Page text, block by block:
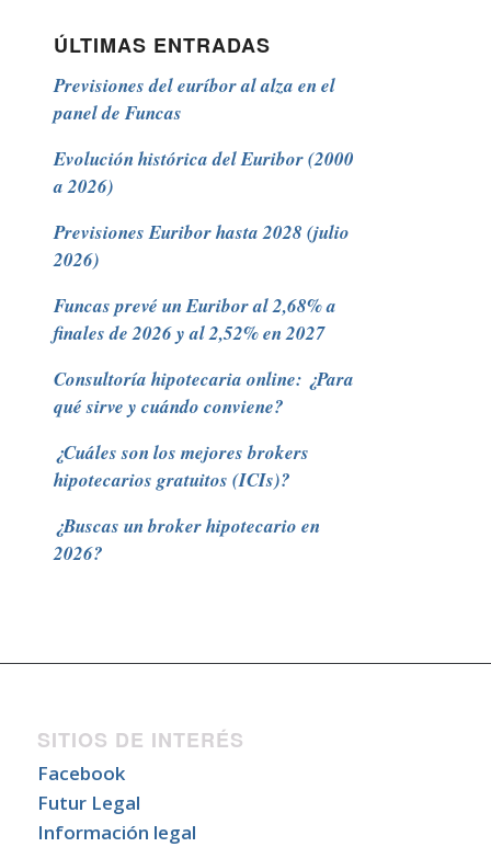
ÚLTIMAS ENTRADAS
Previsiones del euríbor al alza en el
panel de Funcas
Evolución histórica del Euribor (2000
a 2026)
Previsiones Euribor hasta 2028 (julio
2026)
Funcas prevé un Euribor al 2,68% a
finales de 2026 y al 2,52% en 2027
Consultoría hipotecaria online: ¿Para
qué sirve y cuándo conviene?
¿Cuáles son los mejores brokers
hipotecarios gratuitos (ICIs)?
¿Buscas un broker hipotecario en
2026?
SITIOS DE INTERÉS
Facebook
Futur Legal
Información legal